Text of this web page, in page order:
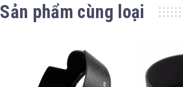
Sản phẩm cùng loại